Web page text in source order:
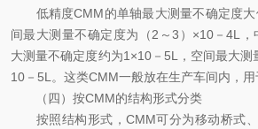
低精度CMM的单轴最大测量不确定度大
间最大测量不确定度为（2～3）×10－4L
大测量不确定度约为1×10－5L，空间最大测
10－5L。这类CMM一般放在生产车间内，用
（四）按CMM的结构形式分类
按照结构形式，CMM可分为移动桥式、